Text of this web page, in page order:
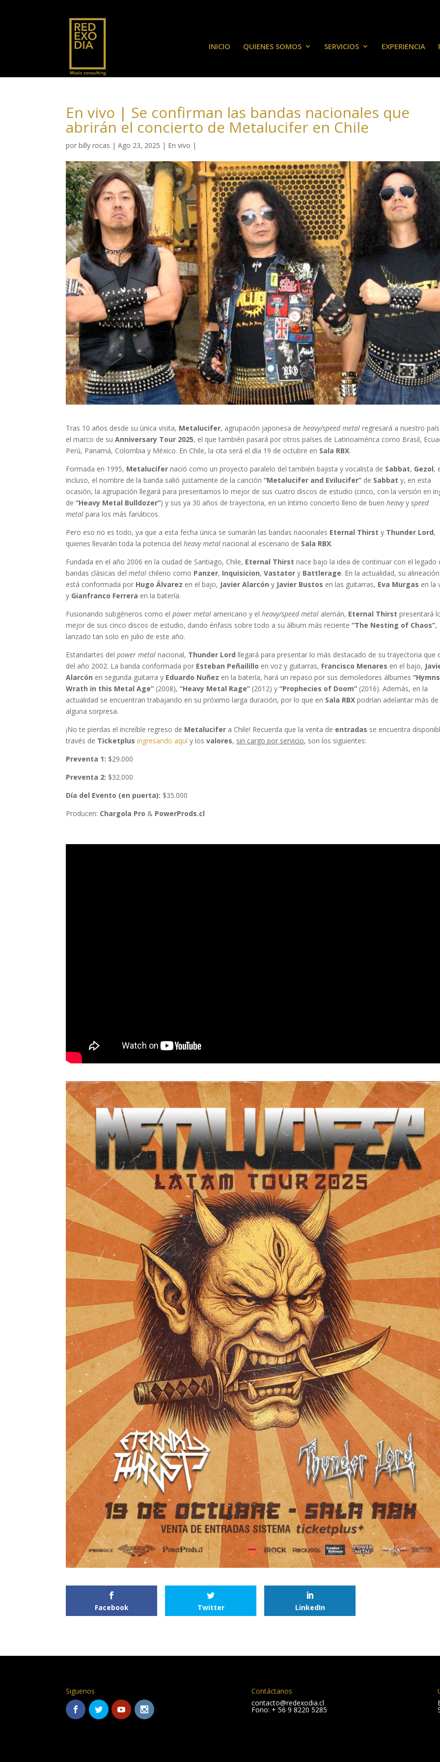
INICIO QUIENES SOMOS SERVICIOS EXPERIENCIA
En vivo | Se confirman las bandas nacionales que
abrirán el concierto de Metalucifer en Chile
porbilly rocas |Ago 23, 2025 | En vivo |
Tras 10 años desde su única visita, Metalucifer, agrupación japonesa deheavy/speed metal regresará a nuestro
el marco de suAnniversary Tour 2025, el que también pasará por otros países de Latinoamérica como Brasil,
Perú, Panamá, Colombia y México. En Chile, la cita será el día 19 de octubre en Sala RBX.
Formada en 1995, Metalucifernació como un proyecto paralelo del también bajista y vocalista de Sabbat, Gezol,
incluso, el nombre de la banda salió justamente de la canción “Metalucifer and Evilucifer” de Sabbaty, en esta
ocasión, la agrupación llegará para presentarnos lo mejor de sus cuatro discos de estudio (cinco, con la versión en
de“Heavy Metal Bulldozer”) y sus ya 30 años de trayectoria, en un íntimo concierto lleno de buenheavyyspeed
metalpara los más fanáticos.
Pero eso no es todo, ya que a esta fecha única se sumarán las bandas nacionales Eternal Thirst y Thunder Lord,
quienes llevarán toda la potencia delheavy metal nacional al escenario de Sala RBX.
Fundada en el año 2006 en la ciudad de Santiago, Chile, Eternal Thirst nace bajo la idea de continuar con el legado
bandas clásicas delmetal chileno como Panzer, Inquisicion,Vastatory Battlerage. En la actualidad, su alineación
está conformada por Hugo Álvarez en el bajo, Javier Alarcón y Javier Bustos en las guitarras, Eva Murgas en la
y Gianfranco Ferrera en la batería.
Fusionando subgéneros como elpower metal americano y elheavy/speed metal alemán, Eternal Thirstpresentará
mejor de sus cinco discos de estudio, dando énfasis sobre todo a su álbum más reciente “The Nesting of Chaos”,
lanzado tan solo en julio de este año.
Estandartes delpower metal nacional, Thunder Lordllegará para presentar lo más destacado de su trayectoria que
del año 2002. La banda conformada por Esteban Peñailillo en voz y guitarras, Francisco Menares en el bajo,
Alarcón en segunda guitarra y Eduardo Nuñez en la batería, hará un repaso por sus demoledores álbumes
Wrath in this Metal Age” (2008),“Heavy Metal Rage” (2012) y“Prophecies of Doom” (2016). Además, en la
actualidad se encuentran trabajando en su próximo larga duración, por lo que en Sala RBX podrían adelantar más de
alguna sorpresa.
¡No te pierdas el increíble regreso de Metalucifer a Chile! Recuerda que la venta de entradas se encuentra
través de Ticketplus ingresando aquíy losvalores, sin cargo por servicio, son los siguientes:
Preventa 1: $29.000
Preventa 2: $32.000
Día del Evento (en puerta): $35.000
Producen: Chargola Pro & PowerProds.cl
Facebook Twitter LinkedIn
Siguenos
Contáctanos
contacto@redexodia.cl
Fono: + 56 9 8220 5285